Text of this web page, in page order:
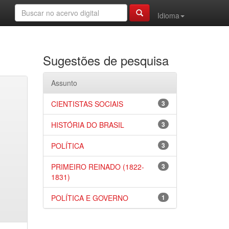
Idioma
Sugestões de pesquisa
Assunto
3
CIENTISTAS SOCIAIS
3
HISTÓRIA DO BRASIL
3
POLÍTICA
3
PRIMEIRO REINADO (1822-
1831)
1
POLÍTICA E GOVERNO